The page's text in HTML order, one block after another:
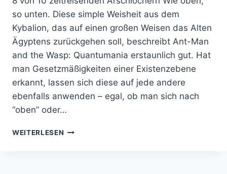
so unten. Diese simple Weisheit aus dem
Kybalion, das auf einen großen Weisen das Alten
Ägyptens zurückgehen soll, beschreibt Ant-Man
and the Wasp: Quantumania erstaunlich gut. Hat
man Gesetzmäßigkeiten einer Existenzebene
erkannt, lassen sich diese auf jede andere
ebenfalls anwenden – egal, ob man sich nach
“oben” oder…
WEITERLESEN ANT-